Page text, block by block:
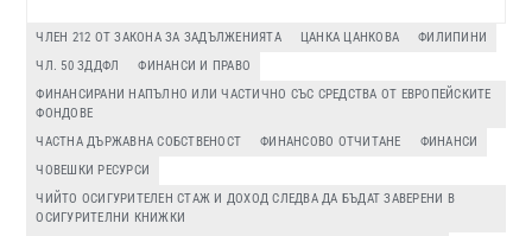
ЧЛЕН 212 ОТ ЗАКОНА ЗА ЗАДЪЛЖЕНИЯТА ЦАНКА ЦАНКОВА
ФИЛИПИНИ
ЧЛ. 50 ЗДДФЛ
ФИНАНСИ И ПРАВО
ФИНАНСИРАНИ НАПЪЛНО ИЛИ ЧАСТИЧНО СЪС СРЕДСТВА ОТ ЕВРОПЕЙСКИТЕ
ФОНДОВЕ
ЧАСТНА ДЪРЖАВНА СОБСТВЕНОСТ
ФИНАНСОВО ОТЧИТАНЕ
ФИНАНСИ
ЧОВЕШКИ РЕСУРСИ
ЧИЙТО ОСИГУРИТЕЛЕН СТАЖ И ДОХОД СЛЕДВА ДА БЪДАТ ЗАВЕРЕНИ В
ОСИГУРИТЕЛНИ КНИЖКИ